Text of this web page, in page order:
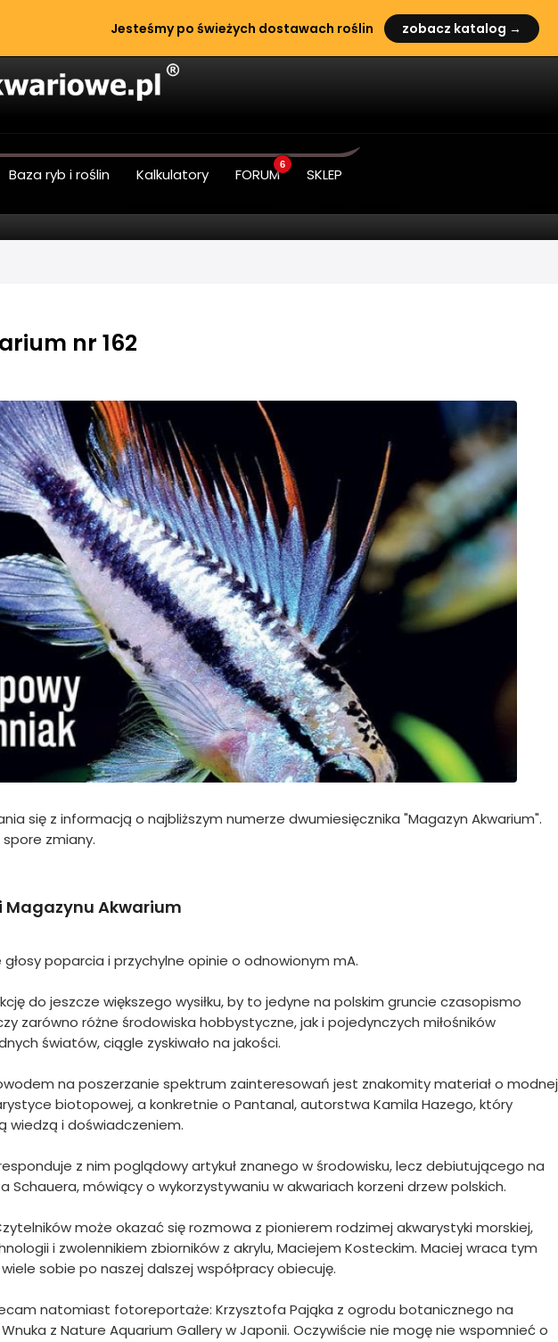
Jesteśmy po świeżych dostawach roślin zobacz katalog →
Baza ryb i roślin Kalkulatory FORUM
6
SKLEP
nr 162
się z informacją o najbliższym numerze dwumiesięcznika "Magazyn Akwarium".
zmiany.
Akwarium
głosy poparcia i przychylne opinie o odnowionym mA.
do jeszcze większego wysiłku, by to jedyne na polskim gruncie czasopismo
zarówno różne środowiska hobbystyczne, jak i pojedynczych miłośników
światów, ciągle zyskiwało na jakości.
na poszerzanie spektrum zainteresowań jest znakomity materiał o modnej
biotopowej, a konkretnie o Pantanal, autorstwa Kamila Hazego, który
wiedzą i doświadczeniem.
z nim poglądowy artykuł znanego w środowisku, lecz debiutującego na
Schauera, mówiący o wykorzystywaniu w akwariach korzeni drzew polskich.
może okazać się rozmowa z pionierem rodzimej akwarystyki morskiej,
i zwolennikiem zbiorników z akrylu, Maciejem Kosteckim. Maciej wraca tym
sobie po naszej dalszej współpracy obiecuję.
natomiast fotoreportaże: Krzysztofa Pająka z ogrodu botanicznego na
z Nature Aquarium Gallery w Japonii. Oczywiście nie mogę nie wspomnieć o